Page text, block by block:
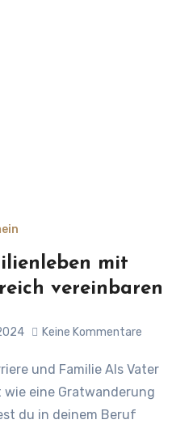
mit
vereinbaren
Keine Kommentare
eine Gratwanderung
du in deinem Beruf